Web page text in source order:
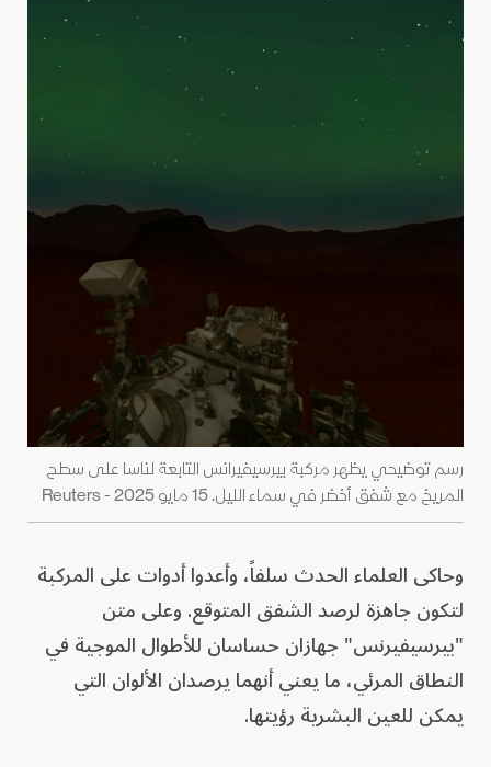
رسم توضيحي يظهر مركبة بيرسيفيرانس التابعة لناسا على سطح
المريخ مع شفق أخضر في سماء الليل. 15 مايو 2025 - Reuters
وحاكى العلماء الحدث سلفاً، وأعدوا أدوات على المركبة
لتكون جاهزة لرصد الشفق المتوقع. وعلى متن
"بيرسيفيرنس" جهازان حساسان للأطوال الموجية في
النطاق المرئي، ما يعني أنهما يرصدان الألوان التي
يمكن للعين البشرية رؤيتها.